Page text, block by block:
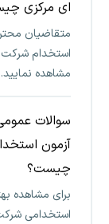
ای مرکزی
متقاضیان
استخدام
مشاهده نمایید.
سوالات
آزمون
چیست؟
برای مشاهده
استخدامی